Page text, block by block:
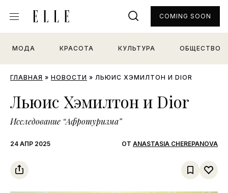
МОДА КРАСОТА КУЛЬТУРА ОБЩЕСТВО
COMING SOON
ГЛАВНАЯ » НОВОСТИ » ЛЬЮИС ХЭМИЛТОН И DIOR
Льюис Хэмилтон и Dior
Исследование “Афротуризма”
24 АПР 2025 ОТ ANASTASIA CHEREPANOVA